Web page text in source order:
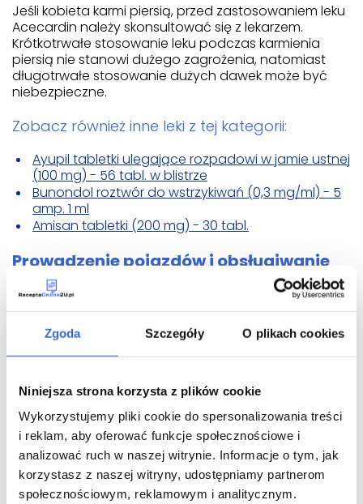
Zgoda Szczegóły O plikach cookies
Niniejsza strona korzysta z plików cookie
Wykorzystujemy pliki cookie do spersonalizowania treści
i reklam, aby oferować funkcje społecznościowe i
analizować ruch w naszej witrynie. Informacje o tym, jak
korzystasz z naszej witryny, udostępniamy partnerom
społecznościowym, reklamowym i analitycznym.
Jeśli kobieta karmi piersią, przed zastosowaniem leku
Acecardin należy skonsultować się z lekarzem.
Krótkotrwałe stosowanie leku podczas karmienia
piersią nie stanowi dużego zagrożenia, natomiast
długotrwałe stosowanie dużych dawek może być
niebezpieczne.
Zobacz również inne leki z tej kategorii:
Ayupil tabletki ulegające rozpadowi w jamie ustnej
(100 mg) - 56 tabl. w blistrze
Bunondol roztwór do wstrzykiwań (0,3 mg/ml) - 5
amp. 1 ml
Amisan tabletki (200 mg) - 30 tabl.
Prowadzenie pojazdów i obsługiwanie
maszyn
Lek Acecardin nie wpływa na zdolność prowadzenia
pojazdów i obsługiwania maszyn.
Osoby nietolerujące pewnych cukrów powinny
skonsultować się z lekarzem przed zastosowaniem
leku Acecardin.
Jak przyjmować lek Acecardin